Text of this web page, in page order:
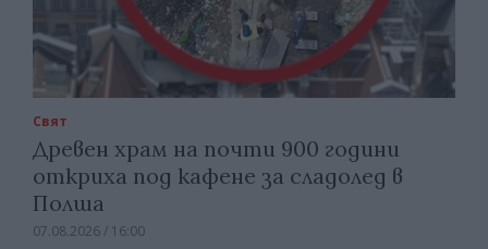
Свят
Древен храм на почти 900 години
откриха под кафене за сладолед в
Полша
07.08.2026 / 16:00